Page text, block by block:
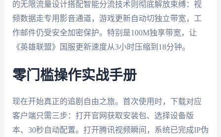
的无限流量设计搭配智能分流技术则彻底解放束缚：视
频数据走专用影音通道，游戏更新自动切独立带宽，工
作邮件仍受安全加密保护。特别是100M独享带宽，让
《英雄联盟》国服更新速度从3小时压缩到18分钟。
零门槛操作实战手册
现在开始真正的追剧自由之旅。首次使用时，下载对应
客户端只需三步：打开官网获取安装包、选择设备版
本、30秒自动配置。打开腾讯视频瞬间，系统已完成IP伪